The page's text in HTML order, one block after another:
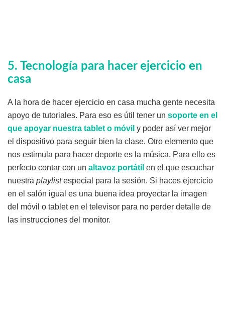
5. Tecnología para hacer ejercicio en
casa
A la hora de hacer ejercicio en casa mucha gente necesita
apoyo de tutoriales. Para eso es útil tener un soporte en el
que apoyar nuestra tablet o móvil y poder así ver mejor
el dispositivo para seguir bien la clase. Otro elemento que
nos estimula para hacer deporte es la música. Para ello es
perfecto contar con un altavoz portátil en el que escuchar
nuestra playlistespecial para la sesión. Si haces ejercicio
en el salón igual es una buena idea proyectar la imagen
del móvil o tablet en el televisor para no perder detalle de
las instrucciones del monitor.